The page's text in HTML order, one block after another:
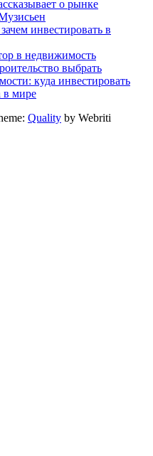
о рынке
инвестировать в
в недвижимость
выбрать
куда инвестировать
в мире
Quality by Webriti